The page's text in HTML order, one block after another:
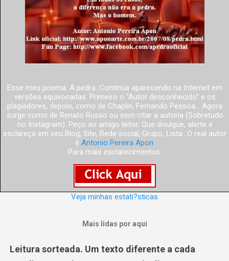
Esse meu poema: A pedra. Continua aparecendo na Internet em
versões equivocadas: Primeiro o “Autor desconhecido” e os
plagiadores, depois, como de Chaplin, Fernando Pessoa... Agora
surge como de Renato Russo ou sem citar a autoria (Sobretudo
no Instagram). Peço ao amigo leitor. Que divulgue, alerte e
esclareça em seu Blog, Site, Rede social, Grupo, Lista...O real autor
é Antonio Pereira Apon
Para mais esclarecimentos:
Veja minhas estati?sticas
Mais lidas por aqui
Leitura sorteada. Um texto diferente a cada